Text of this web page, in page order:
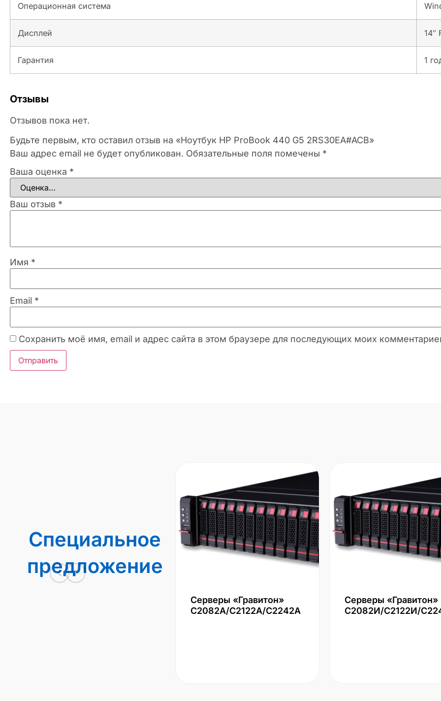
Операционная система
Дисплей 14″
Гарантия 1
Отзывы
Отзывов пока нет.
Будьте первым, кто оставил отзыв на «Ноутбук HP ProBook 440 G5 2RS30EA#ACB»
Ваш адрес email не будет опубликован. Обязательные поля помечены *
Ваша оценка *
Ваш отзыв *
Имя *
Email *
Сохранить моё имя, email и адрес сайта в этом браузере для последующих моих
Специальное
предложение
Серверы «Гравитон»
С2082А/С2122А/С2242А
Серверы «Гравитон»
С2082И/С2122И/